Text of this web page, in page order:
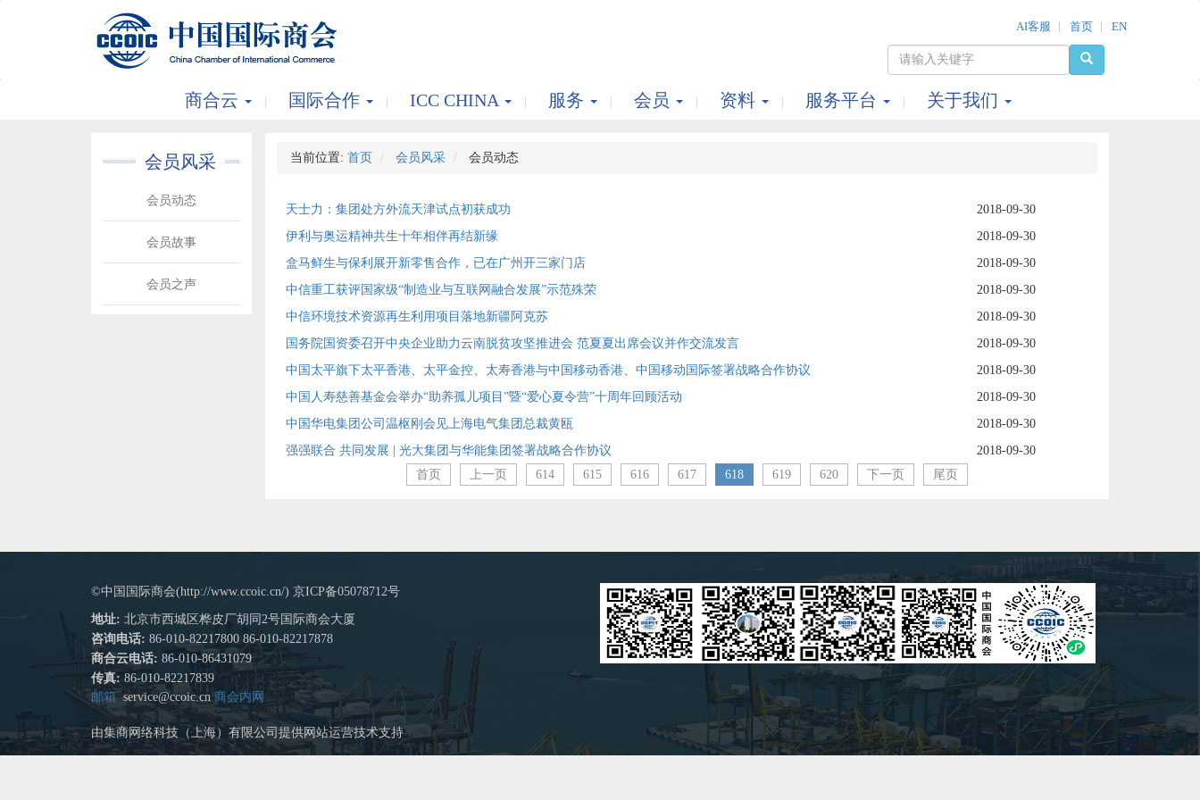
AI客服 首页 EN
商合云 国际合作 ICC CHINA 服务 会员 资料 服务平台 关于我们
会员风采
会员动态
会员故事
会员之声
当前位置: 首页 会员风采 会员动态
天士力：集团处方外流天津试点初获成功
2018-09-30
伊利与奥运精神共生十年相伴再结新缘
2018-09-30
盒马鲜生与保利展开新零售合作，已在广州开三家门店
2018-09-30
中信重工获评国家级“制造业与互联网融合发展”示范殊荣
2018-09-30
中信环境技术资源再生利用项目落地新疆阿克苏
2018-09-30
国务院国资委召开中央企业助力云南脱贫攻坚推进会 范夏夏出席会议并作交流发言
2018-09-30
中国太平旗下太平香港、太平金控、太寿香港与中国移动香港、中国移动国际签署战略合作协议
2018-09-30
中国人寿慈善基金会举办“助养孤儿项目”暨“爱心夏令营”十周年回顾活动
2018-09-30
中国华电集团公司温枢刚会见上海电气集团总裁黄瓯
2018-09-30
强强联合 共同发展 | 光大集团与华能集团签署战略合作协议
2018-09-30
首页
上一页 614 615 616 617 618 619 620 下一页 尾页
©中国国际商会(http://www.ccoic.cn/) 京ICP备05078712号
地址: 北京市西城区桦皮厂胡同2号国际商会大厦
咨询电话: 86-010-82217800 86-010-82217878
商合云电话: 86-010-86431079
传真: 86-010-82217839
邮箱 service@ccoic.cn商会内网
由集商网络科技（上海）有限公司提供网站运营技术支持